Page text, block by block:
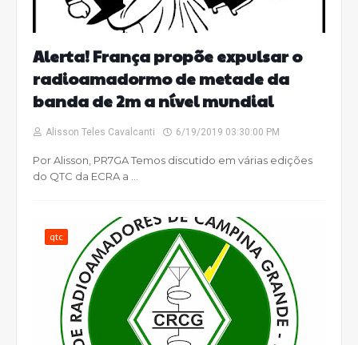
Alerta! França propõe expulsar o
radioamadormo de metade da
banda de 2m a nível mundial
Alisson Teles Cavalcanti 6/19/2019 03:30:00 PM
Por Alisson, PR7GA Temos discutido em várias edições
do QTC da ECRA a …
qtc